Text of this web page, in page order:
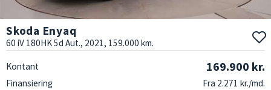
Skoda Enyaq
60 iV 180HK 5d Aut., 2021, 159.000 km.
Kontant 169.900 kr.
Finansiering
Fra 2.271 kr./md.